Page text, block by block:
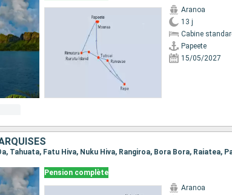
Aranoa
13 j
Cabine
Papeete
15/05/2027
Tahuata, Fatu Hiva, Nuku Hiva, Rangiroa, Bora Bora, Raiatea,
Pension complète
Aranoa